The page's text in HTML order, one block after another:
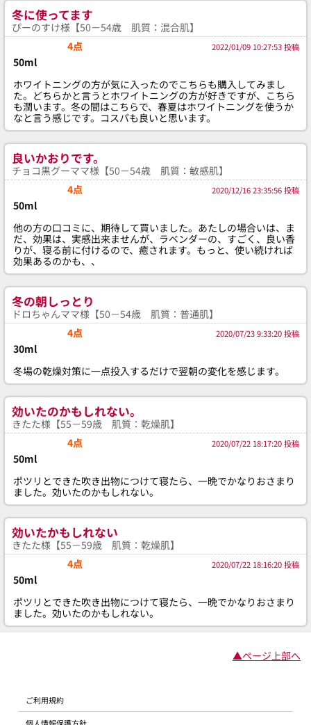
冬に使ってます
ぴーのすけ様【50－54歳 肌質：混合肌】
4点
2022/01/09 10:27:53 投稿
50ml
ホワイトニングの方が気に入ったのでこちらも購入してみまし
た。どちらかと言うとホワイトニングの方が好きですが、こちら
も潤います。冬の間はこちらで、春夏はホワイトニングを使うか
なと言う感じです。コスパも良いと思います。
良いかおりです。
チョコ黒グーママ様【50－54歳 肌質：敏感肌】
4点
2020/12/16 23:35:56 投稿
50ml
他の方の口コミに、期待して買いました。あたしの場合いは、ま
だ、効果は、実感出来ませんが、ラベンダーの、すごく、良い香
りが、寝る前に付けるので、癒されます。もっと、使い続ければ
効果あるのかも、、
冬の朝しっとり
ドロちゃんママ様【50－54歳 肌質：普通肌】
4点
2020/07/23 9:33:20 投稿
30ml
冬場の乾燥対策に一点投入するだけで翌朝の変化を感じます。
効いたのかもしれない。
きたた様【55－59歳 肌質：乾燥肌】
4点
2020/07/22 18:17:20 投稿
50ml
ポツリとできた吹き出物につけて寝たら、一晩でかなりおさまり
ました。効いたのかもしれない。
効いたかもしれない
きたた様【55－59歳 肌質：乾燥肌】
4点
2020/07/22 18:16:20 投稿
50ml
ポツリとできた吹き出物につけて寝たら、一晩でかなりおさまり
ました。効いたのかもしれない。
▲ページ上部へ
ご利用規約